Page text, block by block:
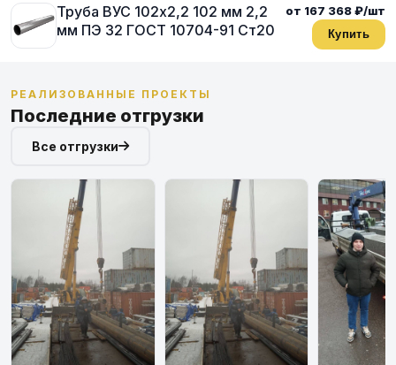
Труба ВУС 102х2,2 102 мм 2,2
мм ПЭ 32 ГОСТ 10704-91 Ст20
от 167 368 ₽/шт
Купить
РЕАЛИЗОВАННЫЕ ПРОЕКТЫ
Последние отгрузки
Все отгрузки